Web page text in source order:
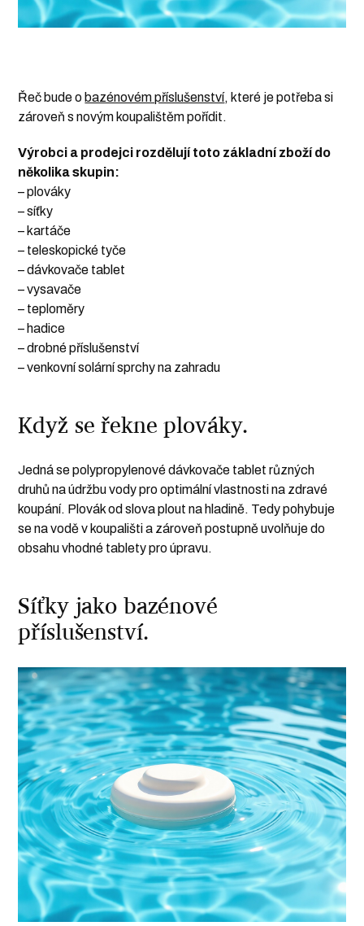
Řeč bude o bazénovém příslušenství, které je potřeba si
zároveň s novým koupalištěm pořídit.
Výrobci a prodejci rozdělují toto základní zboží do
několika skupin:
– plováky
– síťky
– kartáče
– teleskopické tyče
– dávkovače tablet
– vysavače
– teploměry
– hadice
– drobné příslušenství
– venkovní solární sprchy na zahradu
Když se řekne plováky.
Jedná se polypropylenové dávkovače tablet různých
druhů na údržbu vody pro optimální vlastnosti na zdravé
koupání. Plovák od slova plout na hladině. Tedy pohybuje
se na vodě v koupališti a zároveň postupně uvolňuje do
obsahu vhodné tablety pro úpravu.
Síťky jako bazénové
příslušenství.